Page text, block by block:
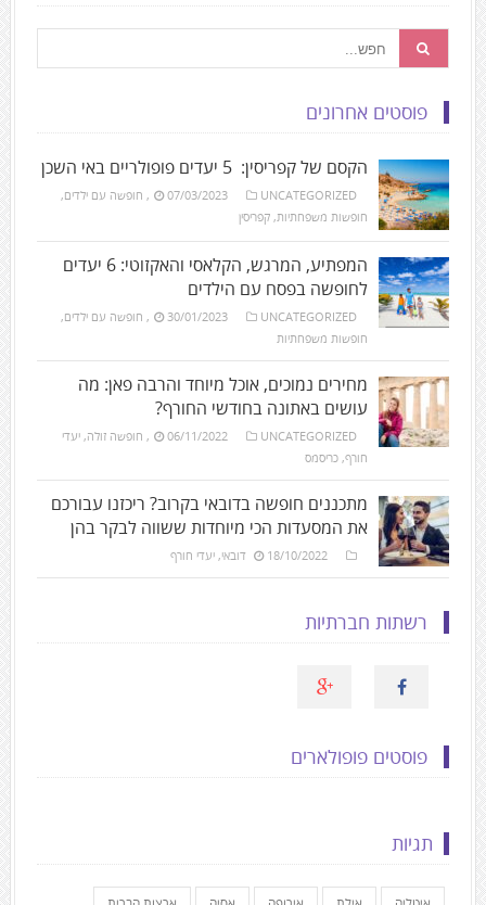
פוסטים אחרונים
הקסם של קפריסין: 5 יעדים פופולריים באי השכן
07/03/2023 UNCATEGORIZED
, חופשה עם ילדים,
חופשות משפחתיות, קפריסין
המפתיע, המרגש, הקלאסי והאקזוטי: 6 יעדים
לחופשה בפסח עם הילדים
30/01/2023 UNCATEGORIZED
, חופשה עם ילדים,
חופשות משפחתיות
מחירים נמוכים, אוכל מיוחד והרבה פאן: מה
עושים באתונה בחודשי החורף?
06/11/2022 UNCATEGORIZED
, חופשה זולה, יעדי
חורף, כריסמס
מתכננים חופשה בדובאי בקרוב? ריכזנו עבורכם
את המסעדות הכי מיוחדות ששווה לבקר בהן
18/10/2022 דובאי, יעדי חורף
רשתות חברתיות
פוסטים פופולארים
תגיות